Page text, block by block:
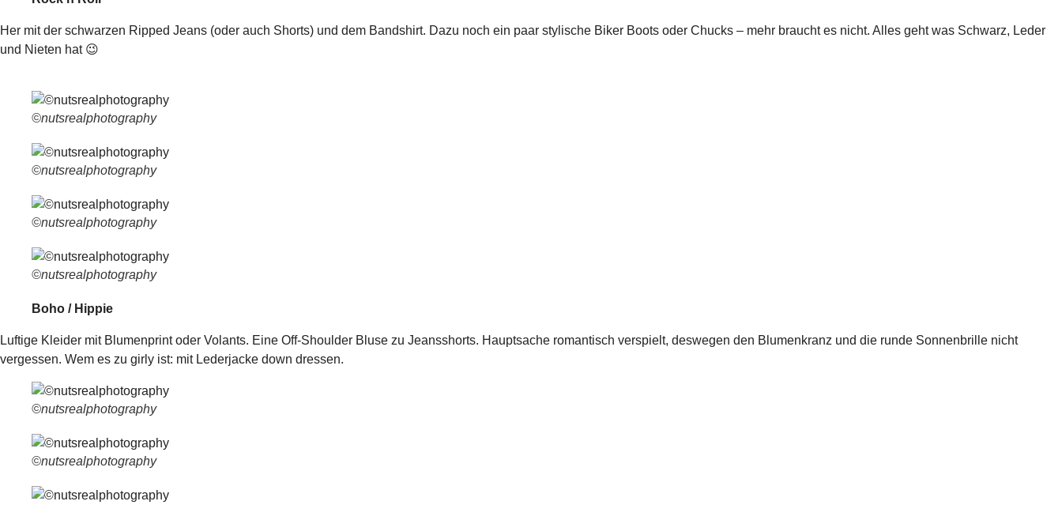
Her mit der schwarzen Ripped Jeans (oder auch Shorts) und dem Bandshirt. Dazu noch ein paar stylische Biker Boots oder Chucks – mehr braucht es nicht. Alles geht was Schwarz, Leder
und Nieten hat 😉
©nutsrealphotography
©nutsrealphotography
©nutsrealphotography
©nutsrealphotography
Boho / Hippie
Luftige Kleider mit Blumenprint oder Volants. Eine Off-Shoulder Bluse zu Jeansshorts. Hauptsache romantisch verspielt, deswegen den Blumenkranz und die runde Sonnenbrille nicht
vergessen. Wem es zu girly ist: mit Lederjacke down dressen.
©nutsrealphotography
©nutsrealphotography